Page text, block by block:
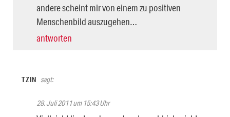
andere scheint mir von einem zu positiven
Menschenbild auszugehen…
antworten
TZIN sagt:
28. Juli 2011 um 15:43 Uhr